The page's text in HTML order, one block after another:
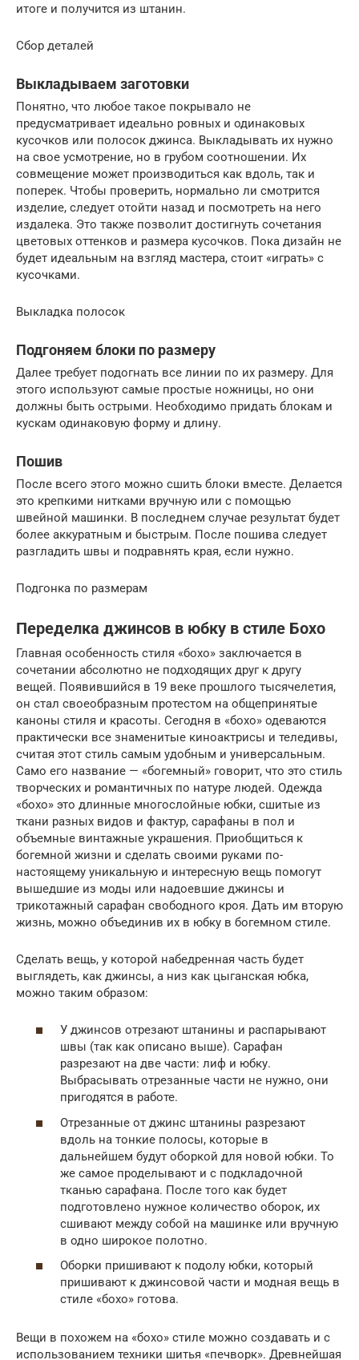
итоге и получится из штанин.
Сбор деталей
Выкладываем заготовки
Понятно, что любое такое покрывало не
предусматривает идеально ровных и одинаковых
кусочков или полосок джинса. Выкладывать их нужно
на свое усмотрение, но в грубом соотношении. Их
совмещение может производиться как вдоль, так и
поперек. Чтобы проверить, нормально ли смотрится
изделие, следует отойти назад и посмотреть на него
издалека. Это также позволит достигнуть сочетания
цветовых оттенков и размера кусочков. Пока дизайн не
будет идеальным на взгляд мастера, стоит «играть» с
кусочками.
Выкладка полосок
Подгоняем блоки по размеру
Далее требует подогнать все линии по их размеру. Для
этого используют самые простые ножницы, но они
должны быть острыми. Необходимо придать блокам и
кускам одинаковую форму и длину.
Пошив
После всего этого можно сшить блоки вместе. Делается
это крепкими нитками вручную или с помощью
швейной машинки. В последнем случае результат будет
более аккуратным и быстрым. После пошива следует
разгладить швы и подравнять края, если нужно.
Подгонка по размерам
Переделка джинсов в юбку в стиле Бохо
Главная особенность стиля «бохо» заключается в
сочетании абсолютно не подходящих друг к другу
вещей. Появившийся в 19 веке прошлого тысячелетия,
он стал своеобразным протестом на общепринятые
каноны стиля и красоты. Сегодня в «бохо» одеваются
практически все знаменитые киноактрисы и теледивы,
считая этот стиль самым удобным и универсальным.
Само его название — «богемный» говорит, что это стиль
творческих и романтичных по натуре людей. Одежда
«бохо» это длинные многослойные юбки, сшитые из
ткани разных видов и фактур, сарафаны в пол и
объемные винтажные украшения. Приобщиться к
богемной жизни и сделать своими руками по-
настоящему уникальную и интересную вещь помогут
вышедшие из моды или надоевшие джинсы и
трикотажный сарафан свободного кроя. Дать им вторую
жизнь, можно объединив их в юбку в богемном стиле.
Сделать вещь, у которой набедренная часть будет
выглядеть, как джинсы, а низ как цыганская юбка,
можно таким образом:
У джинсов отрезают штанины и распарывают
швы (так как описано выше). Сарафан
разрезают на две части: лиф и юбку.
Выбрасывать отрезанные части не нужно, они
пригодятся в работе.
Отрезанные от джинс штанины разрезают
вдоль на тонкие полосы, которые в
дальнейшем будут оборкой для новой юбки. То
же самое проделывают и с подкладочной
тканью сарафана. После того как будет
подготовлено нужное количество оборок, их
сшивают между собой на машинке или вручную
в одно широкое полотно.
Оборки пришивают к подолу юбки, который
пришивают к джинсовой части и модная вещь в
стиле «бохо» готова.
Вещи в похожем на «бохо» стиле можно создавать и с
использованием техники шитья «печворк». Древнейшая